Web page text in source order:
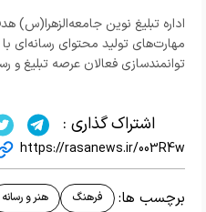
اداره تبلیغ نوین جامعه‌الزهرا(س)
مهارت‌های تولید محتوای رسانه‌ای با
توانمندسازی فعالان عرصه تبلیغ و
اشتراک گذاری :
https://rasanews.ir/003R4w
برچسب ها: فرهنگ هنر و رسانه